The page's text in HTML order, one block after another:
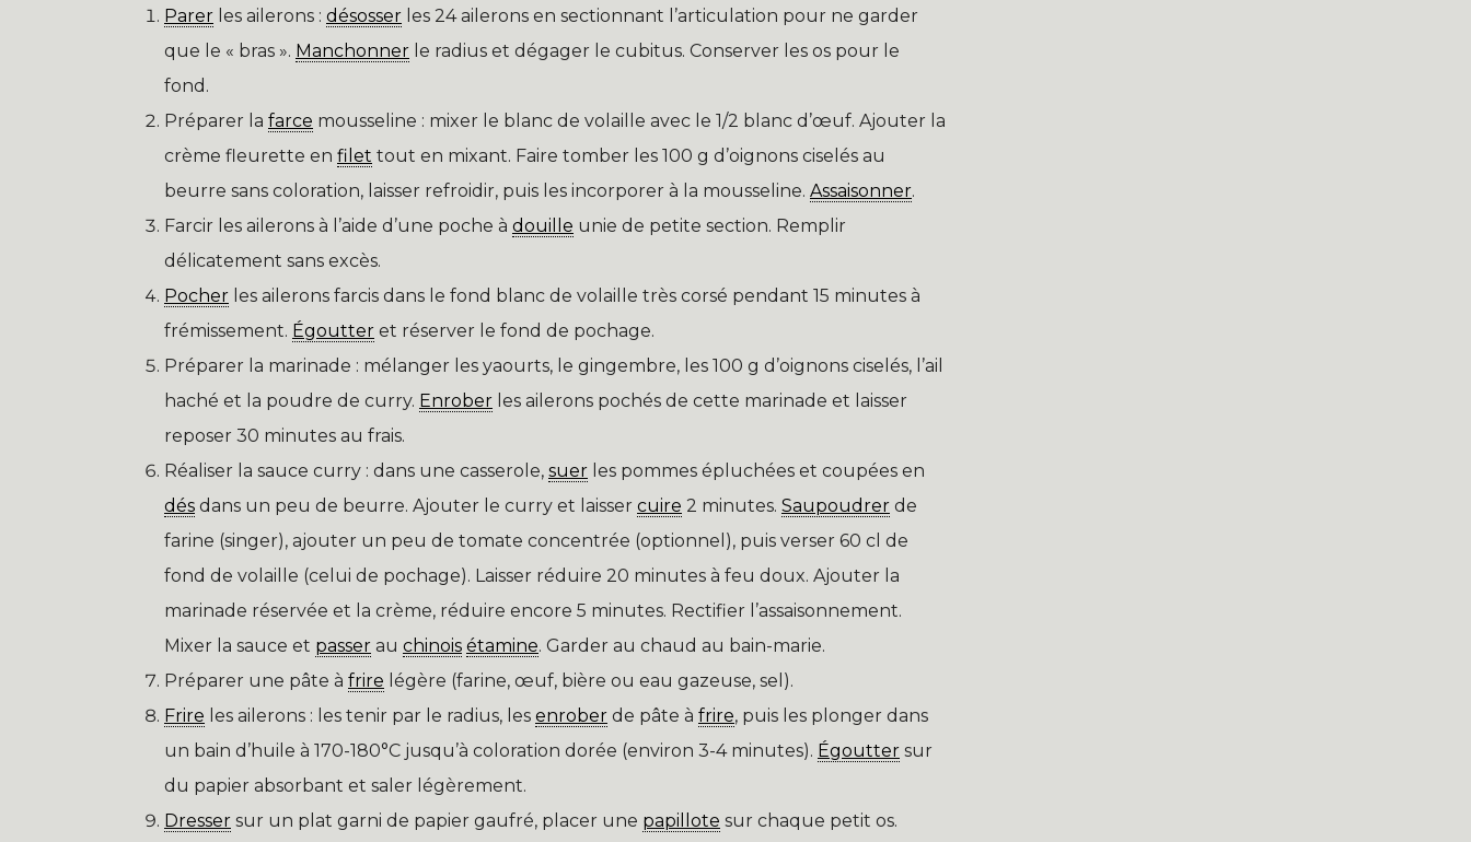
Parer les ailerons : désosser les 24 ailerons en sectionnant l’articulation pour ne garder
que le « bras ». Manchonner le radius et dégager le cubitus. Conserver les os pour le
fond.
Préparer la farce mousseline : mixer le blanc de volaille avec le 1/2 blanc d’œuf. Ajouter la
crème fleurette en filet tout en mixant. Faire tomber les 100 g d’oignons ciselés au
beurre sans coloration, laisser refroidir, puis les incorporer à la mousseline. Assaisonner.
Farcir les ailerons à l’aide d’une poche à douille unie de petite section. Remplir
délicatement sans excès.
Pocher les ailerons farcis dans le fond blanc de volaille très corsé pendant 15 minutes à
frémissement. Égoutter et réserver le fond de pochage.
Préparer la marinade : mélanger les yaourts, le gingembre, les 100 g d’oignons ciselés, l’ail
haché et la poudre de curry. Enrober les ailerons pochés de cette marinade et laisser
reposer 30 minutes au frais.
Réaliser la sauce curry : dans une casserole, suer les pommes épluchées et coupées en
dés dans un peu de beurre. Ajouter le curry et laisser cuire 2 minutes. Saupoudrer de
farine (singer), ajouter un peu de tomate concentrée (optionnel), puis verser 60 cl de
fond de volaille (celui de pochage). Laisser réduire 20 minutes à feu doux. Ajouter la
marinade réservée et la crème, réduire encore 5 minutes. Rectifier l’assaisonnement.
Mixer la sauce et passer au chinois étamine. Garder au chaud au bain-marie.
Préparer une pâte à frire légère (farine, œuf, bière ou eau gazeuse, sel).
Frire les ailerons : les tenir par le radius, les enrober de pâte à frire, puis les plonger dans
un bain d’huile à 170-180°C jusqu’à coloration dorée (environ 3-4 minutes). Égoutter sur
du papier absorbant et saler légèrement.
Dresser sur un plat garni de papier gaufré, placer une papillote sur chaque petit os.